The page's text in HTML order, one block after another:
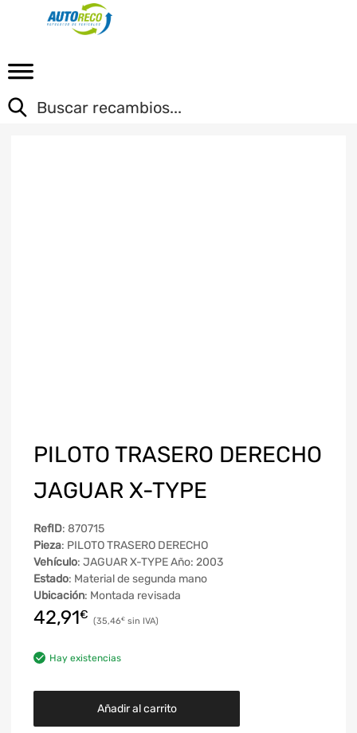
PILOTO TRASERO DERECHO
JAGUAR X-TYPE
RefID: 870715
Pieza: PILOTO TRASERO DERECHO
Vehículo: JAGUAR X-TYPE Año: 2003
Estado: Material de segunda mano
Ubicación: Montada revisada
42,91€ 35,46€
Hay existencias
Añadir al carrito